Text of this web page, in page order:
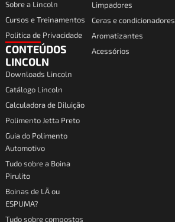
Sobre a Lincoln
Cursos e Treinamentos
Politica de Privacidade
CONTEÚDOS
LINCOLN
Downloads Lincoln
Catálogo Lincoln
Calculadora de Diluição
Polimento Jetta Preto
Guia do Polimento
Automotivo
Tudo sobre a Boina
Pirulito
Boinas de LÃ ou
ESPUMA?
Tudo sobre compostos
Limpadores
Ceras e condicionadores
Aromatizantes
Acessórios